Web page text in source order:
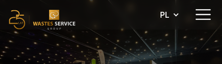
PL